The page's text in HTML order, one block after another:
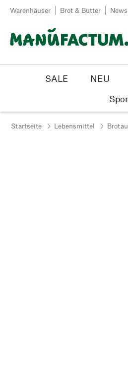
Zum Inhalt springen
Warenhäuser Brot & Butter
SALE NEU
Startseite Lebensmittel